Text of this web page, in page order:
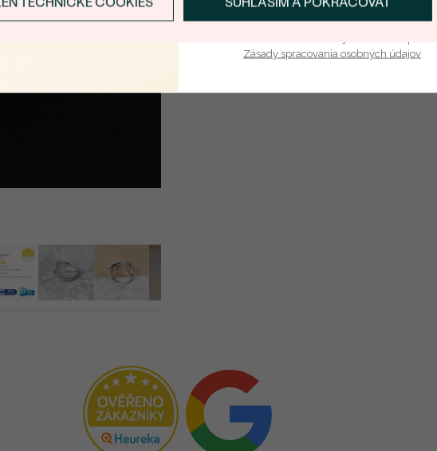
Prihlásiť sa a získať zľavu
Zásady spracovania osobných údajov